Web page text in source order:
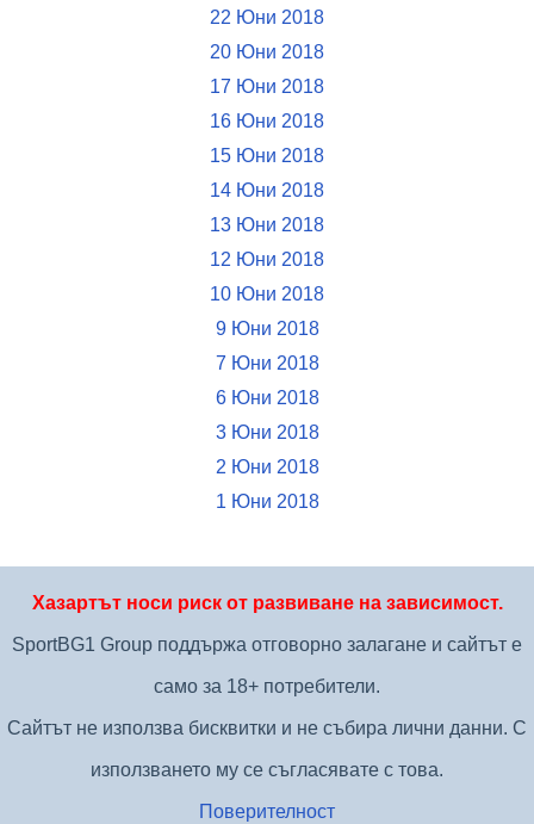
22 Юни 2018
20 Юни 2018
17 Юни 2018
16 Юни 2018
15 Юни 2018
14 Юни 2018
13 Юни 2018
12 Юни 2018
10 Юни 2018
9 Юни 2018
7 Юни 2018
6 Юни 2018
3 Юни 2018
2 Юни 2018
1 Юни 2018
Хазартът носи риск от развиване на зависимост.
SportBG1 Group поддържа отговорно залагане и сайтът е
само за 18+ потребители.
Сайтът не използва бисквитки и не събира лични данни. С
използването му се съгласявате с това.
Поверителност